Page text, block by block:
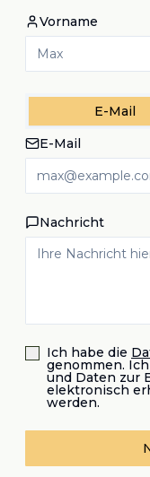
Vorname
E-Mail
E-Mail
Nachricht
Ich habe die
genommen.
und Daten zur
elektronisch
werden.